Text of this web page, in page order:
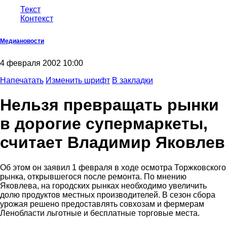
Текст
Контекст
Медиановости
4 февраля 2002 10:00
Напечатать Изменить шрифт В закладки
Нельзя превращать рынки
в дорогие супермаркеты,
считает Владимир Яковлев
Об этом он заявил 1 февраля в ходе осмотра Торжковского
рынка, открывшегося после ремонта. По мнению
Яковлева, на городских рынках необходимо увеличить
долю продуктов местных производителей. В сезон сбора
урожая решено предоставлять совхозам и фермерам
Ленобласти льготные и бесплатные торговые места.